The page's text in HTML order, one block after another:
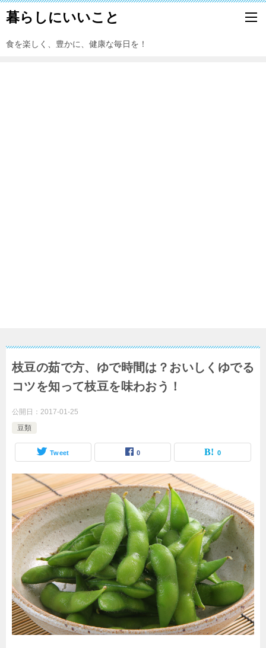
暮らしにいいこと
食を楽しく、豊かに、健康な毎日を！
枝豆の茹で方、ゆで時間は？おいしくゆでる
コツを知って枝豆を味わおう！
公開日： 2017-01-25
豆類
Tweet 0 0